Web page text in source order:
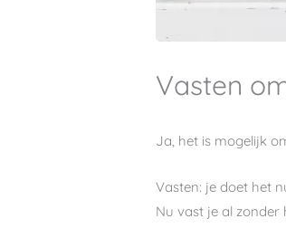
Vasten
Ja, het is mogelijk
Vasten: je doet het
Nu vast je al zonder